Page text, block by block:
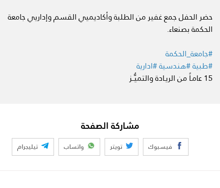
حضر الحفل جمع غفير من الطلبة وأكاديميي القسم وإداريي جامعة
الحكمة بصنعاء.
#جامعة_الحكمة
#طبية #هندسية #ادارية
15 عامـاً من الريـادة والتميُّــز
مشاركة الصفحة
فيسبوك تويتر واتساب تيليجرام